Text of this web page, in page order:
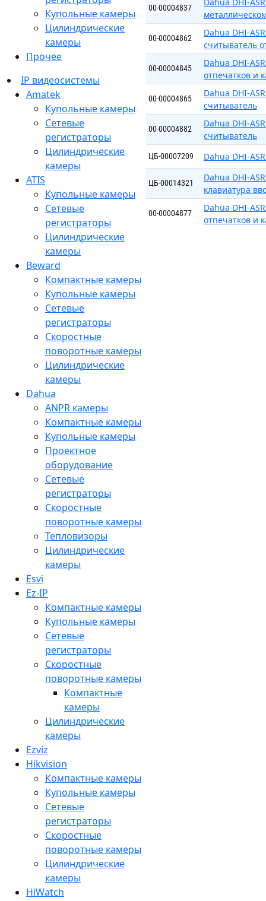
Купольные камеры
Цилиндрические
камеры
Прочее
IP видеосистемы
Amatek
Купольные камеры
Сетевые
регистраторы
Цилиндрические
камеры
ATIS
Купольные камеры
Сетевые
регистраторы
Цилиндрические
камеры
Beward
Компактные камеры
Купольные камеры
Сетевые
регистраторы
Скоростные
поворотные камеры
Цилиндрические
камеры
Dahua
ANPR камеры
Компактные камеры
Купольные камеры
Проектное
оборудование
Сетевые
регистраторы
Скоростные
поворотные камеры
Тепловизоры
Цилиндрические
камеры
Esvi
Ez-IP
Компактные камеры
Купольные камеры
Сетевые
регистраторы
Скоростные
поворотные камеры
Компактные
камеры
Цилиндрические
камеры
Ezviz
Hikvision
Компактные камеры
Купольные камеры
Сетевые
регистраторы
Скоростные
поворотные камеры
Цилиндрические
камеры
HiWatch
00-00004837
Dahua DHI-
00-00004862
Dahua DHI-
cчитыватель
00-00004845
Dahua DHI-
отпечатков и
00-00004865
Dahua DHI-
считыватель
00-00004882
Dahua DHI-
считыватель
ЦБ-00007209 Dahua DHI-
ЦБ-00014321
Dahua DHI-
клавиатура
00-00004877
Dahua DHI-
отпечатков и